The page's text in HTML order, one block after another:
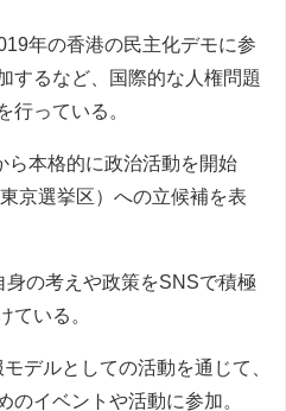
年の香港の民主化デモに参
するなど、国際的な人権問題
行っている。
ら本格的に政治活動を開始
京選挙区）への立候補を表
身の考えや政策をSNSで積極
ている。
モデルとしての活動を通じて、
のイベントや活動に参加。